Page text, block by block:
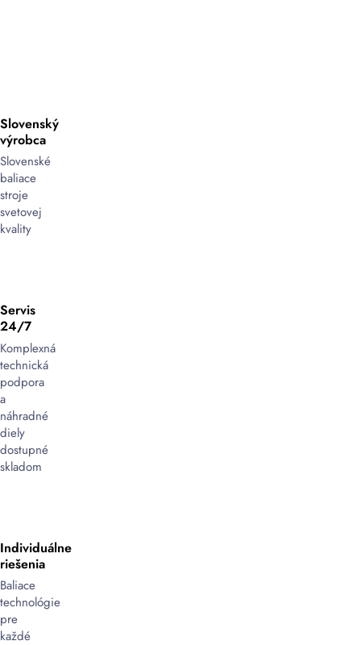
Slovenský
výrobca
Slovenské
baliace
stroje
svetovej
kvality
Servis
24/7
Komplexná
technická
podpora
a
náhradné
diely
dostupné
skladom
Individuálne
riešenia
Baliace
technológie
pre
každé